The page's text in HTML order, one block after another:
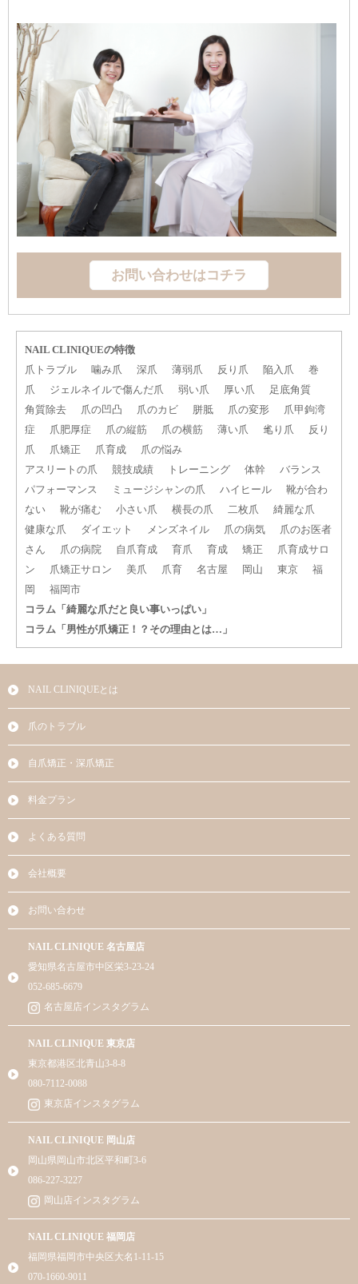
お問い合わせはコチラ
NAIL CLINIQUEの特徴
爪トラブル
噛み爪 深爪 薄弱爪 反り爪 陥入爪
巻
爪
ジェルネイルで傷んだ爪 弱い爪 厚い爪
足底角質
角質除去
爪の凹凸 爪のカビ 胼胝 爪の変形
爪甲鉤湾
症
爪肥厚症 爪の縦筋 爪の横筋 薄い爪 毟り爪
反り
爪
爪矯正 爪育成
爪の悩み
アスリートの爪
競技成績 トレーニング 体幹
バランス
パフォーマンス
ミュージシャンの爪 ハイヒール
靴が合わ
ない
靴が痛む 小さい爪 横長の爪 二枚爪
綺麗な爪
健康な爪
ダイエット メンズネイル 爪の病気
爪のお医者
さん
爪の病院 自爪育成 育爪 育成 矯正
爪育成サロ
ン
爪矯正サロン 美爪 爪育 名古屋 岡山 東京
福
岡
福岡市
コラム「綺麗な爪だと良い事いっぱい」
コラム「男性が爪矯正！？その理由とは…」
NAIL CLINIQUEとは
爪のトラブル
自爪矯正・深爪矯正
料金プラン
よくある質問
会社概要
お問い合わせ
NAIL CLINIQUE 名古屋店
愛知県名古屋市中区栄3-23-24
052-685-6679
名古屋店インスタグラム
NAIL CLINIQUE 東京店
東京都港区北青山3-8-8
080-7112-0088
東京店インスタグラム
NAIL CLINIQUE 岡山店
岡山県岡山市北区平和町3-6
086-227-3227
岡山店インスタグラム
NAIL CLINIQUE 福岡店
福岡県福岡市中央区大名1-11-15
070-1660-9011